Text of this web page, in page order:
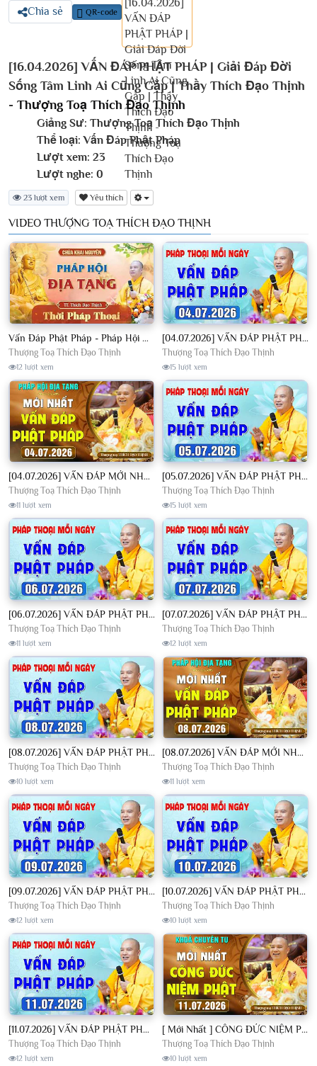
Chia sẻ QR-code
[16.04.2026] VẤN ĐÁP PHẬT PHÁP | Giải Đáp Đời
Sống Tâm Linh Ai Cũng Gặp | Thầy Thích Đạo Thịnh
- Thượng Toạ Thích Đạo Thịnh
Giảng Sư: Thượng Toạ Thích Đạo Thịnh
Thể loại: Vấn Đáp Phật Pháp
Lượt xem: 23
Lượt nghe: 0
23 lượt xem Yêu thích
VIDEO THƯỢNG TOẠ THÍCH ĐẠO THỊNH
Vấn Đáp Phật Pháp - Pháp Hội Địa Tạng Ngày 01/08/2026│TT. Thích Đạo Thịnh
Thượng Toạ Thích Đạo Thịnh
12 lượt xem
[04.07.2026] VẤN ĐÁP PHẬT PHÁP - Nghe Thầy giảng Pháp mỗi ngày CÔNG ĐỨC VÔ LƯỢNG│TT. Thích Đạo Thịnh
Thượng Toạ Thích Đạo Thịnh
15 lượt xem
[04.07.2026] VẤN ĐÁP MỚI NHẤT - Pháp Hội Địa Tạng Chùa Khai Nguyên | TT. Thích Đạo Thịnh
Thượng Toạ Thích Đạo Thịnh
11 lượt xem
[05.07.2026] VẤN ĐÁP PHẬT PHÁP - Nghe Thầy giảng Pháp mỗi ngày CÔNG ĐỨC VÔ LƯỢNG│TT. Thích Đạo Thịnh
Thượng Toạ Thích Đạo Thịnh
15 lượt xem
[06.07.2026] VẤN ĐÁP PHẬT PHÁP - Nghe Thầy giảng Pháp mỗi ngày CÔNG ĐỨC VÔ LƯỢNG│TT. Thích Đạo Thịnh
Thượng Toạ Thích Đạo Thịnh
11 lượt xem
[07.07.2026] VẤN ĐÁP PHẬT PHÁP - Nghe Thầy giảng Pháp mỗi ngày CÔNG ĐỨC VÔ LƯỢNG│TT. Thích Đạo Thịnh
Thượng Toạ Thích Đạo Thịnh
12 lượt xem
[08.07.2026] VẤN ĐÁP PHẬT PHÁP - Nghe Thầy giảng Pháp mỗi ngày CÔNG ĐỨC VÔ LƯỢNG│TT. Thích Đạo Thịnh
Thượng Toạ Thích Đạo Thịnh
10 lượt xem
[08.07.2026] VẤN ĐÁP MỚI NHẤT - Pháp Hội Địa Tạng Chùa Khai Nguyên | TT. Thích Đạo Thịnh
Thượng Toạ Thích Đạo Thịnh
11 lượt xem
[09.07.2026] VẤN ĐÁP PHẬT PHÁP - Nghe Thầy giảng Pháp mỗi ngày CÔNG ĐỨC VÔ LƯỢNG│TT. Thích Đạo Thịnh
Thượng Toạ Thích Đạo Thịnh
12 lượt xem
[10.07.2026] VẤN ĐÁP PHẬT PHÁP - Nghe Thầy giảng Pháp mỗi ngày CÔNG ĐỨC VÔ LƯỢNG│TT. Thích Đạo Thịnh
Thượng Toạ Thích Đạo Thịnh
10 lượt xem
[11.07.2026] VẤN ĐÁP PHẬT PHÁP - Nghe Thầy giảng Pháp mỗi ngày CÔNG ĐỨC VÔ LƯỢNG│TT. Thích Đạo Thịnh
Thượng Toạ Thích Đạo Thịnh
12 lượt xem
[ Mới Nhất ] CÔNG ĐỨC NIỆM PHẬT - Khoá Chuyên Tu Chùa Khai Nguyên 11/07/2026 | TT. Thích Đạo Thịnh
Thượng Toạ Thích Đạo Thịnh
10 lượt xem